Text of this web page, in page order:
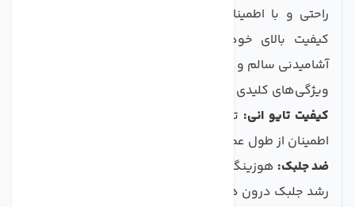
راحتی و با اطمینان انجام دهید. این هوزینگ های با
کیفیت بالای خود، به شما کمک خواهند کرد تا آب
آشامیدنی سالم و پاکی داشته باشید.
ویژگی‌های کلیدی
کیفیت تایو انی: تولید شده از مواد اولیه بی نظیر، برای
اطمینان از طول عمر و کارایی بالا.
ضد جلبک: هوزینگ های مات با خاصیت ضد جلبکی، مانع از
رشد جلبک درون هوزینگ می‌شوند.